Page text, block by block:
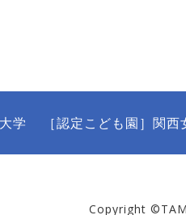
学 ［認定こども園］関
Copyright